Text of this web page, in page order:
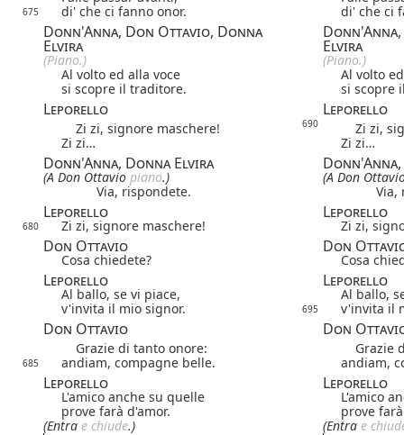
675 di' che ci fanno onor. di' che ci
Donn'Anna, Don Ottavio, Donna
Elvira Elvira
(Piano.)
(Piano.)
Al volto ed alla voce
Al volto
si scopre il traditore.
si scopre
Leporello Leporello
Zi zi, signore maschere! 690
Zi zi,
Zi zi…
Zi zi…
Donn'Anna, Donna Elvira
(A Don Ottavio piano.)
(A Don
Via, rispondete.
Via,
Leporello Leporello
680 Zi zi, signore maschere! Zi zi,
Don Ottavio Don
Cosa chiedete? Cosa
Leporello Leporello
Al ballo, se vi piace,
Al ballo,
v'invita il mio signor.
695 v'invita il
Don Ottavio Don
Grazie di tanto onore: Grazie
685 andiam, compagne belle. andiam,
Leporello Leporello
L'amico anche su quelle
L'amico
prove farà d'amor.
prove
(Entra e chiude.) (Entra e